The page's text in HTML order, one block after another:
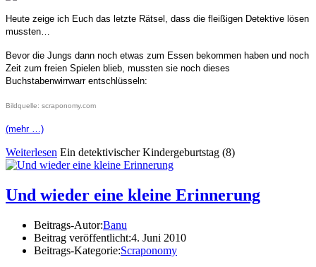
Heute zeige ich Euch das letzte Rätsel, dass die fleißigen Detektive lösen
mussten…
Bevor die Jungs dann noch etwas zum Essen bekommen haben und noch
Zeit zum freien Spielen blieb, mussten sie noch dieses
Buchstabenwirrwarr entschlüsseln:
Bildquelle: scraponomy.com
(mehr …)
Weiterlesen Ein detektivischer Kindergeburtstag (8)
Und wieder eine kleine Erinnerung
Beitrags-Autor:Banu
Beitrag veröffentlicht:4. Juni 2010
Beitrags-Kategorie:Scraponomy